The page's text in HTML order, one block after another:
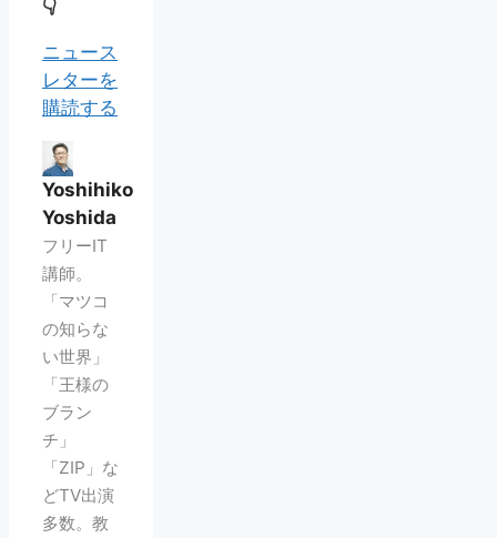
👇
ニュース
レターを
購読する
Yoshihiko
Yoshida
フリーIT
講師。
「マツコ
の知らな
い世界」
「王様の
ブラン
チ」
「ZIP」な
どTV出演
多数。教